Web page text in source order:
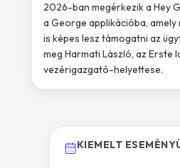
2026-ban megérkezik a Hey
a George applikációba,
is képes lesz támogatni az
meg Harmati László, az Erste
vezérigazgató-helyettese.
KIEMELT